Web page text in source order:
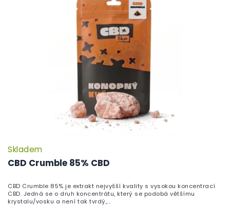
CBD Crumble 85% CBD
Skladem
CBD Crumble 85% je extrakt nejvyšší kvality s vysokou koncentrací
CBD. Jedná se o druh koncentrátu, který se podobá většímu
krystalu/vosku a není tak tvrdý,...